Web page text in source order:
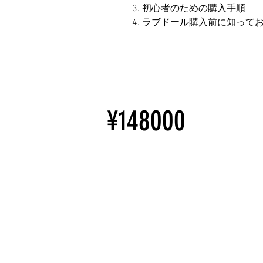
初心者のための購入手順
ラブドール購入前に知って
¥148000